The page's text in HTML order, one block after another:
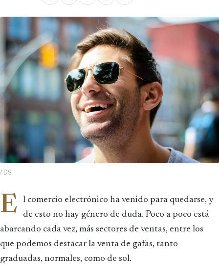
/ DS
E
l comercio electrónico ha venido para quedarse, y
de esto no hay género de duda. Poco a poco está
abarcando cada vez, más sectores de ventas, entre los
que podemos destacar la venta de gafas, tanto
graduadas, normales, como de sol.